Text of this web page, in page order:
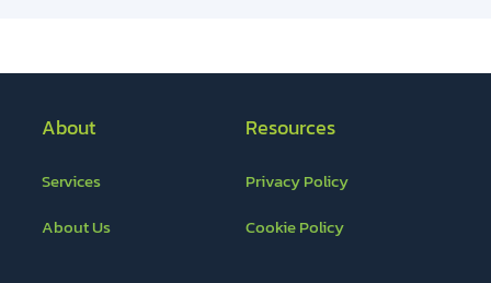
About
Services
About Us
Resources
Privacy Policy
Cookie Policy